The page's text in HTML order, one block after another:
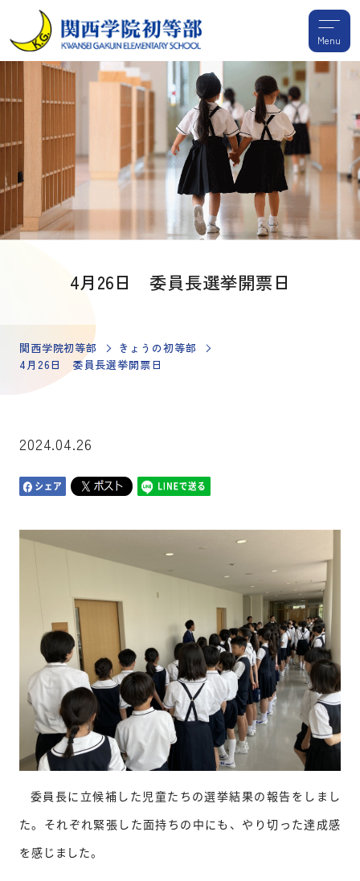
Menu
4月26日 委員長選挙開票日
関西学院初等部
きょうの初等部
4月26日 委員長選挙開票日
2024.04.26
委員長に立候補した児童たちの選挙結果の報告をしまし
た。それぞれ緊張した面持ちの中にも、やり切った達成感
を感じました。